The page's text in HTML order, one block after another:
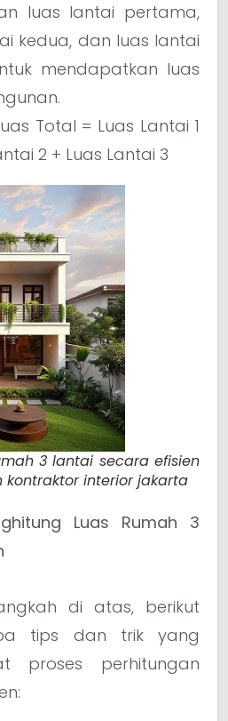
luas lantai pertama,
kedua, dan luas lantai
mendapatkan luas
Total = Luas Lantai 1
2 + Luas Lantai 3
3 lantai secara efisien
interior jakarta
Luas Rumah 3
di atas, berikut
tips dan trik yang
proses perhitungan